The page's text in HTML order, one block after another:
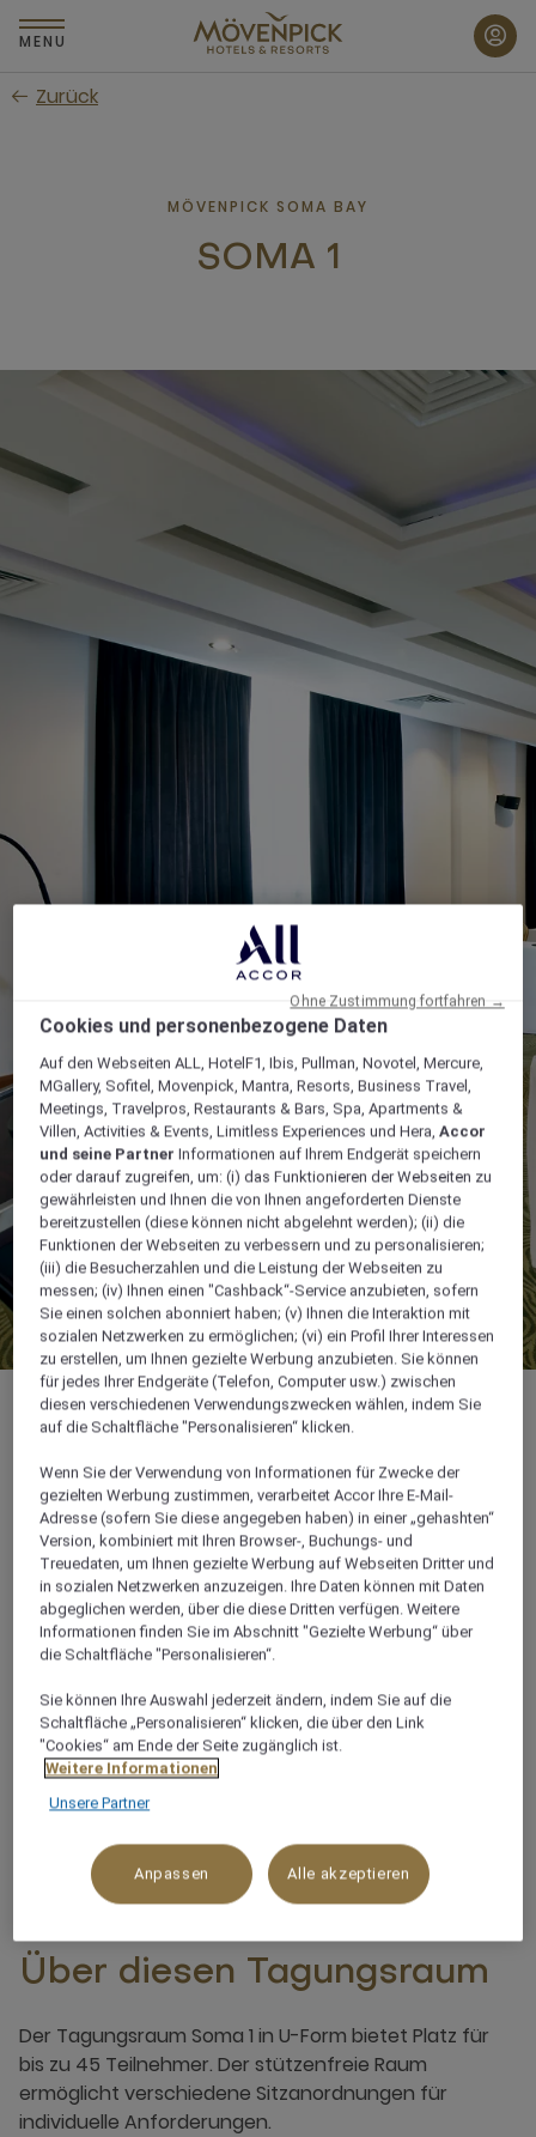
Zum
Hauptinhalt
MENU
Zurück
MÖVENPICK SOMA BAY
SOMA 1
115 m²
Ideal für Tagungen und Lehrgänge
Verbindungsmöglichkeit mit einem
weiteren Tagungsraum
Natürliches Tageslicht
Flexible Anordnung
Über diesen Tagungsraum
Der Tagungsraum Soma 1 in U-Form bietet Platz für
bis zu 45 Teilnehmer. Der stützenfreie Raum
ermöglicht verschiedene Sitzanordnungen für
individuelle Anforderungen.
Cookies und personenbezogene Daten
Auf den Webseiten ALL, HotelF1, Ibis, Pullman, Novotel, Mercure,
MGallery, Sofitel, Movenpick, Mantra, Resorts, Business Travel,
Meetings, Travelpros, Restaurants & Bars, Spa, Apartments &
Villen, Activities & Events, Limitless Experiences und Hera,Accor
und seine Partner Informationen auf Ihrem Endgerät speichern
oder darauf zugreifen, um: (i) das Funktionieren der Webseiten zu
gewährleisten und Ihnen die von Ihnen angeforderten Dienste
bereitzustellen (diese können nicht abgelehnt werden); (ii) die
Funktionen der Webseiten zu verbessern und zu personalisieren;
(iii) die Besucherzahlen und die Leistung der Webseiten zu
messen; (iv) Ihnen einen "Cashback“-Service anzubieten, sofern
Sie einen solchen abonniert haben; (v) Ihnen die Interaktion mit
sozialen Netzwerken zu ermöglichen; (vi) ein Profil Ihrer Interessen
zu erstellen, um Ihnen gezielte Werbung anzubieten. Sie können
für jedes Ihrer Endgeräte (Telefon, Computer usw.) zwischen
diesen verschiedenen Verwendungszwecken wählen, indem Sie
auf die Schaltfläche "Personalisieren“ klicken.
Wenn Sie der Verwendung von Informationen für Zwecke der
gezielten Werbung zustimmen, verarbeitet Accor Ihre E-Mail-
Adresse (sofern Sie diese angegeben haben) in einer „gehashten“
Version, kombiniert mit Ihren Browser-, Buchungs- und
Treuedaten, um Ihnen gezielte Werbung auf Webseiten Dritter und
in sozialen Netzwerken anzuzeigen. Ihre Daten können mit Daten
abgeglichen werden, über die diese Dritten verfügen. Weitere
Informationen finden Sie im Abschnitt "Gezielte Werbung“ über
die Schaltfläche "Personalisieren“.
Sie können Ihre Auswahl jederzeit ändern, indem Sie auf die
Schaltfläche „Personalisieren“ klicken, die über den Link
"Cookies“ am Ende der Seite zugänglich ist.
Weitere Informationen
Unsere Partner
Anpassen Alle akzeptieren
Ohne Zustimmung fortfahren →